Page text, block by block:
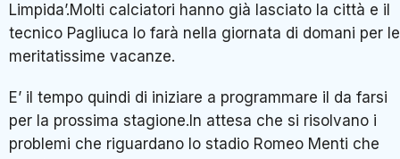
Limpida’.Molti calciatori hanno già lasciato la città e il
tecnico Pagliuca lo farà nella giornata di domani per le
meritatissime vacanze.
E’ il tempo quindi di iniziare a programmare il da farsi
per la prossima stagione.In attesa che si risolvano i
problemi che riguardano lo stadio Romeo Menti che